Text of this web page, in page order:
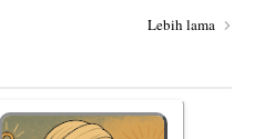
Lebih lama